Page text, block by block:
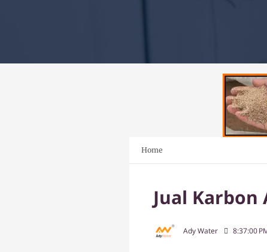
Home
Jual Karbon
Ady Water 8:37:00